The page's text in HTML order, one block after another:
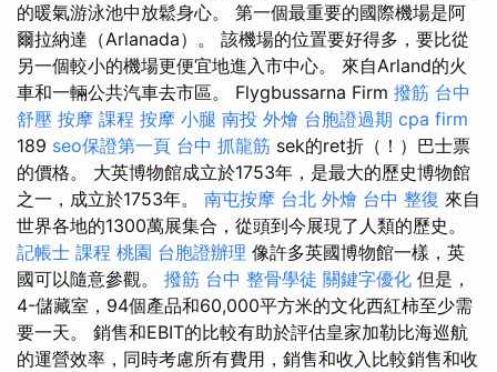
的暖氣游泳池中放鬆身心。 第一個最重要的國際機場是阿
爾拉納達（Arlanada）。 該機場的位置要好得多，要比從
另一個較小的機場更便宜地進入市中心。 來自Arland的火
車和一輛公共汽車去市區。 Flygbussarna Firm 撥筋 台中
舒壓 按摩 課程 按摩 小腿 南投 外燴 台胞證過期 cpa firm
189 seo保證第一頁 台中 抓龍筋 sek的ret折（！）巴士票
的價格。 大英博物館成立於1753年，是最大的歷史博物館
之一，成立於1753年。 南屯按摩 台北 外燴 台中 整復 來自
世界各地的1300萬展集合，從頭到今展現了人類的歷史。
記帳士 課程 桃園 台胞證辦理 像許多英國博物館一樣，英
國可以隨意參觀。 撥筋 台中 整骨學徒 關鍵字優化 但是，
4-儲藏室，94個產品和60,000平方米的文化西紅柿至少需
要一天。 銷售和EBIT的比較有助於評估皇家加勒比海巡航
的運營效率，同時考慮所有費用，銷售和收入比較銷售和收